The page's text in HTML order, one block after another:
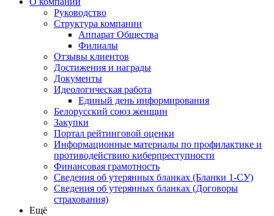
Руководство
Структура компании
Аппарат Общества
Филиалы
Отзывы клиентов
Достижения и награды
Документы
Идеологическая работа
Единый день информирования
Белорусский союз женщин
Закупки
Портал рейтинговой оценки
Информационные материалы по профилактике и
противодействию киберпреступности
Финансовая грамотность
Сведения об утерянных бланках (Бланки 1-СУ)
Сведения об утерянных бланках (Договоры
страхования)
Ещё